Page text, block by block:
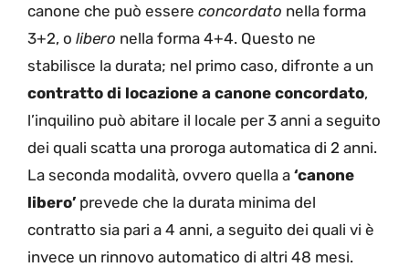
canone che può essere concordato nella forma
3+2, o libero nella forma 4+4. Questo ne
stabilisce la durata; nel primo caso, difronte a un
contratto di locazione a canone concordato,
l’inquilino può abitare il locale per 3 anni a seguito
dei quali scatta una proroga automatica di 2 anni.
La seconda modalità, ovvero quella a ‘canone
libero’ prevede che la durata minima del
contratto sia pari a 4 anni, a seguito dei quali vi è
invece un rinnovo automatico di altri 48 mesi.